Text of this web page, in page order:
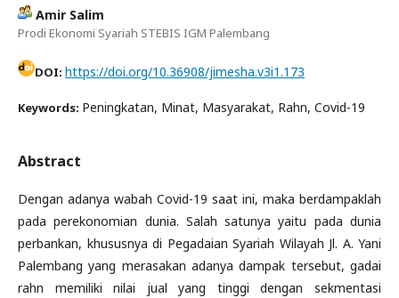
Amir Salim
Prodi Ekonomi Syariah STEBIS IGM Palembang
DOI: https://doi.org/10.36908/jimesha.v3i1.173
Keywords: Peningkatan, Minat, Masyarakat, Rahn, Covid-19
Abstract
Dengan adanya wabah Covid-19 saat ini, maka berdampaklah
pada perekonomian dunia. Salah satunya yaitu pada dunia
perbankan, khususnya di Pegadaian Syariah Wilayah Jl. A. Yani
Palembang yang merasakan adanya dampak tersebut, gadai
rahn memiliki nilai jual yang tinggi dengan sekmentasi